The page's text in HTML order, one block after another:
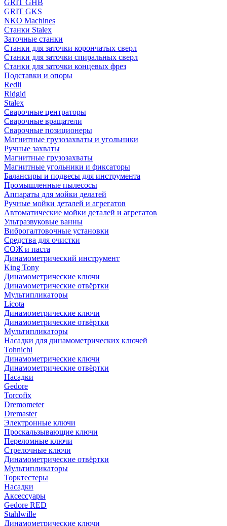
GRIT GHB
GRIT GKS
NKO Machines
Станки Stalex
Заточные станки
Станки для заточки корончатых сверл
Станки для заточки спиральных сверл
Станки для заточки концевых фрез
Подставки и опоры
Redli
Ridgid
Stalex
Сварочные центраторы
Сварочные вращатели
Сварочные позиционеры
Магнитные грузозахваты и угольники
Ручные захваты
Магнитные грузозахваты
Магнитные угольники и фиксаторы
Балансиры и подвесы для инструмента
Промышленные пылесосы
Аппараты для мойки делатей
Ручные мойки деталей и агрегатов
Автоматические мойки деталей и агрегатов
Ультразвуковые ванны
Виброгалтовочные установки
Средства для очистки
СОЖ и паста
Динамометрический инструмент
King Tony
Динамометрические ключи
Динамометрические отвёртки
Мультипликаторы
Licota
Динамометрические ключи
Динамометрические отвёртки
Мультипликаторы
Насадки для динамометрических ключей
Tohnichi
Динамометрические ключи
Динамометрические отвёртки
Насадки
Gedore
Torcofix
Dremometer
Dremaster
Электронные ключи
Проскальзывающие ключи
Переломные ключи
Стрелочные ключи
Динамометрические отвёртки
Мультипликаторы
Торктестеры
Насадки
Аксессуары
Gedore RED
Stahlwille
Динамометрические ключи